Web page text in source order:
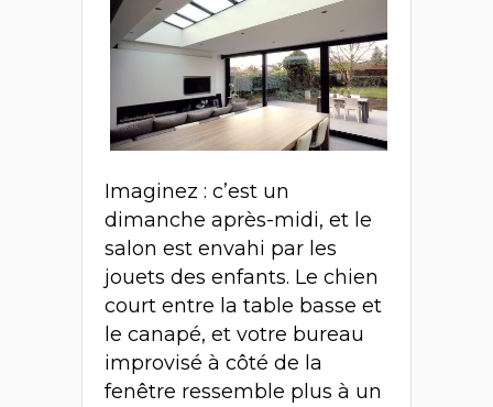
Imaginez : c’est un
dimanche après-midi, et le
salon est envahi par les
jouets des enfants. Le chien
court entre la table basse et
le canapé, et votre bureau
improvisé à côté de la
fenêtre ressemble plus à un